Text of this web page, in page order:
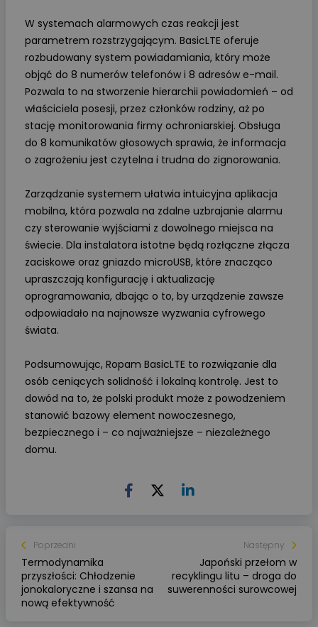
W systemach alarmowych czas reakcji jest
parametrem rozstrzygającym. BasicLTE oferuje
rozbudowany system powiadamiania, który może
objąć do 8 numerów telefonów i 8 adresów e-mail.
Pozwala to na stworzenie hierarchii powiadomień – od
właściciela posesji, przez członków rodziny, aż po
stację monitorowania firmy ochroniarskiej. Obsługa
do 8 komunikatów głosowych sprawia, że informacja
o zagrożeniu jest czytelna i trudna do zignorowania.
Zarządzanie systemem ułatwia intuicyjna aplikacja
mobilna, która pozwala na zdalne uzbrajanie alarmu
czy sterowanie wyjściami z dowolnego miejsca na
świecie. Dla instalatora istotne będą rozłączne złącza
zaciskowe oraz gniazdo microUSB, które znacząco
upraszczają konfigurację i aktualizację
oprogramowania, dbając o to, by urządzenie zawsze
odpowiadało na najnowsze wyzwania cyfrowego
świata.
Podsumowując, Ropam BasicLTE to rozwiązanie dla
osób ceniących solidność i lokalną kontrolę. Jest to
dowód na to, że polski produkt może z powodzeniem
stanowić bazowy element nowoczesnego,
bezpiecznego i – co najważniejsze – niezależnego
domu.
Poprzedni
Termodynamika
przyszłości: Chłodzenie
jonokaloryczne i szansa na
nową efektywność
Następny
Japoński przełom w
recyklingu litu – droga do
suwerenności surowcowej